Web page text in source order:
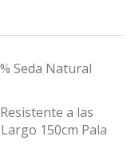
Seda Natural
a las
150cm Pala